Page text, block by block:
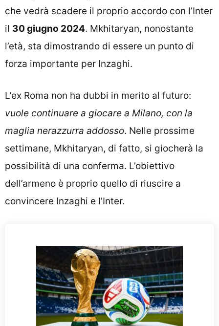
che vedrà scadere il proprio accordo con l’Inter
il 30 giugno 2024. Mkhitaryan, nonostante
l’età, sta dimostrando di essere un punto di
forza importante per Inzaghi.
L’ex Roma non ha dubbi in merito al futuro:
vuole continuare a giocare a Milano, con la
maglia nerazzurra addosso. Nelle prossime
settimane, Mkhitaryan, di fatto, si giocherà la
possibilità di una conferma. L’obiettivo
dell’armeno è proprio quello di riuscire a
convincere Inzaghi e l’Inter.